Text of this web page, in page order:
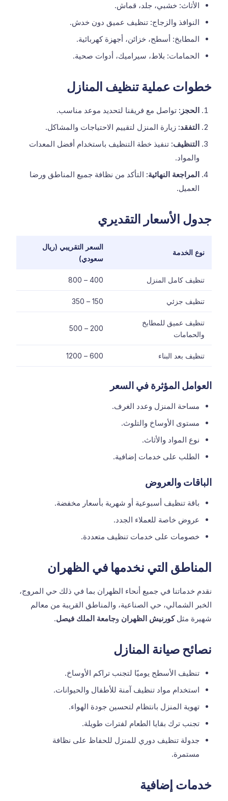
الأثاث: خشبي، جلد، قماش.
النوافذ والزجاج: تنظيف عميق دون خدش.
المطابخ: أسطح، خزائن، أجهزة كهربائية.
الحمامات: بلاط، سيراميك، أدوات صحية.
خطوات عملية تنظيف المنازل
الحجز: تواصل مع فريقنا لتحديد موعد مناسب.
التفقد: زيارة المنزل لتقييم الاحتياجات والمشاكل.
التنظيف: تنفيذ خطة التنظيف باستخدام أفضل المعدات
والمواد.
المراجعة النهائية: التأكد من نظافة جميع المناطق ورضا
العميل.
جدول الأسعار التقديري
نوع الخدمة
السعر التقريبي (ريال
سعودي)
تنظيف كامل المنزل 400 – 800
تنظيف جزئي 150 – 350
تنظيف عميق للمطابخ
والحمامات
200 – 500
تنظيف بعد البناء 600 – 1200
العوامل المؤثرة في السعر
مساحة المنزل وعدد الغرف.
مستوى الأوساخ والتلوث.
نوع المواد والأثاث.
الطلب على خدمات إضافية.
الباقات والعروض
باقة تنظيف أسبوعية أو شهرية بأسعار مخفضة.
عروض خاصة للعملاء الجدد.
خصومات على خدمات تنظيف متعددة.
المناطق التي نخدمها في الظهران
نقدم خدماتنا في جميع أنحاء الظهران بما في ذلك حي المروج،
الخبر الشمالي، حي الصناعية، والمناطق القريبة من معالم
شهيرة مثلكورنيش الظهران وجامعة الملك فيصل.
نصائح صيانة المنازل
تنظيف الأسطح يوميًا لتجنب تراكم الأوساخ.
استخدام مواد تنظيف آمنة للأطفال والحيوانات.
تهوية المنزل بانتظام لتحسين جودة الهواء.
تجنب ترك بقايا الطعام لفترات طويلة.
جدولة تنظيف دوري للمنزل للحفاظ على نظافة
مستمرة.
خدمات إضافية